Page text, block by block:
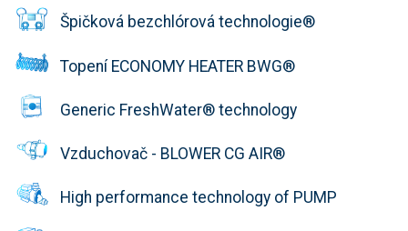
Špičková bezchlórová technologie®
Topení ECONOMY HEATER BWG®
Generic FreshWater® technology
Vzduchovač - BLOWER CG AIR®
High performance technology of PUMP